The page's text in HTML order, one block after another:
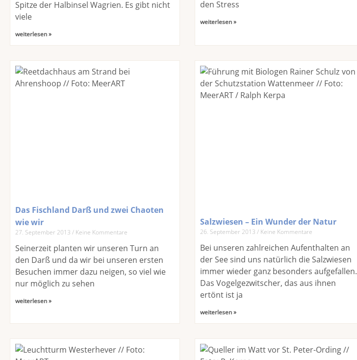
Spitze der Halbinsel Wagrien. Es gibt nicht
viele
weiterlesen »
den Stress
weiterlesen »
Das Fischland Darß und zwei Chaoten
wie wir
27. September 2013 Keine Kommentare
Seinerzeit planten wir unseren Turn an
den Darß und da wir bei unseren ersten
Besuchen immer dazu neigen, so viel wie
nur möglich zu sehen
weiterlesen »
Salzwiesen – Ein Wunder der Natur
26. September 2013 Keine Kommentare
Bei unseren zahlreichen Aufenthalten an
der See sind uns natürlich die Salzwiesen
immer wieder ganz besonders aufgefallen.
Das Vogelgezwitscher, das aus ihnen
ertönt ist ja
weiterlesen »